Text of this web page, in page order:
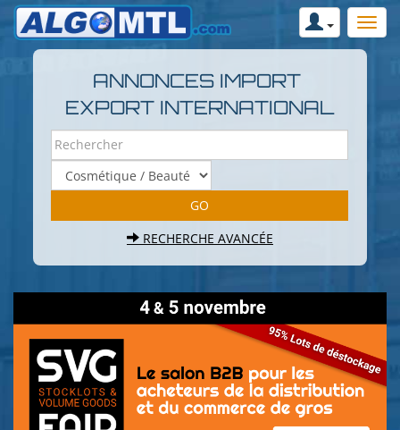
ANNONCES IMPORT
EXPORT INTERNATIONAL
RECHERCHE AVANCÉE